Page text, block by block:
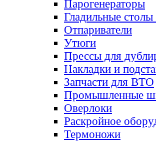
Парогенераторы
Гладильные
Отпариватели
Утюги
Прессы для
Накладки и
Запчасти для ВТО
Промышленные
Оверлоки
Раскройное
Термоножи